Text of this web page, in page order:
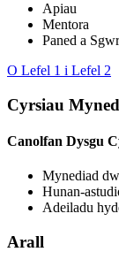
Apiau
Mentora
Paned a
O Lefel 1 i Lefel 2
Cyrsiau
Canolfan Dysgu
Mynediad
Hunan-
Adeiladu
Arall